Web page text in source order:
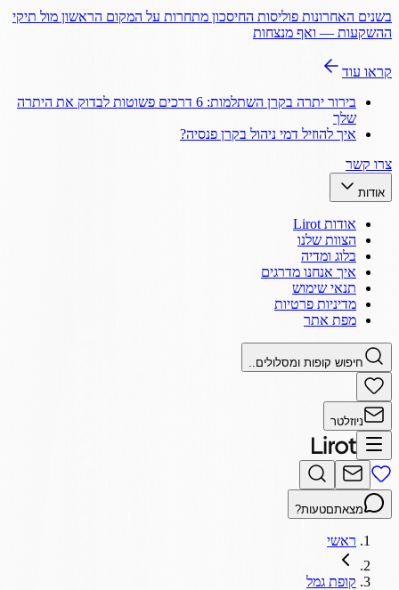
בשנים האחרונות פוליסות החיסכון מתחרות על המקום הראשון מול תיקי
ההשקעות — ואף מנצחות
קראו עוד
בירור יתרה בקרן השתלמות: 6 דרכים פשוטות לבדוק את היתרה
שלך
איך להוזיל דמי ניהול בקרן פנסיה?
צרו קשר
אודות
אודות Lirot
הצוות שלנו
בלוג ומדיה
איך אנחנו מדרגים
תנאי שימוש
מדיניות פרטיות
מפת אתר
חיפוש קופות ומסלולים..
ניוזלטר
מצאתםטעות?
ראשי
קופת גמל